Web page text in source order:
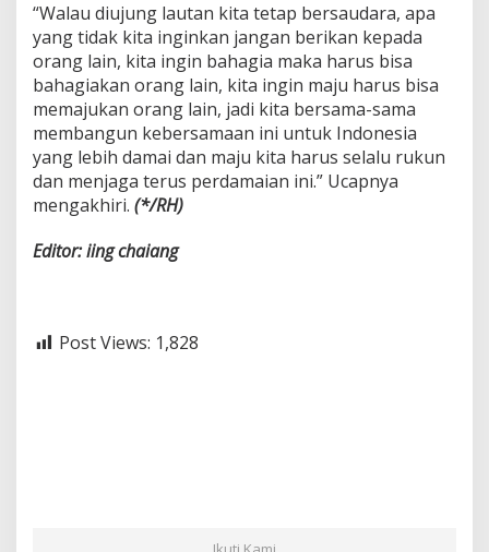
“Walau diujung lautan kita tetap bersaudara, apa
yang tidak kita inginkan jangan berikan kepada
orang lain, kita ingin bahagia maka harus bisa
bahagiakan orang lain, kita ingin maju harus bisa
memajukan orang lain, jadi kita bersama-sama
membangun kebersamaan ini untuk Indonesia
yang lebih damai dan maju kita harus selalu rukun
dan menjaga terus perdamaian ini.” Ucapnya
mengakhiri. (*/RH)
Editor: iing chaiang
Post Views: 1,828